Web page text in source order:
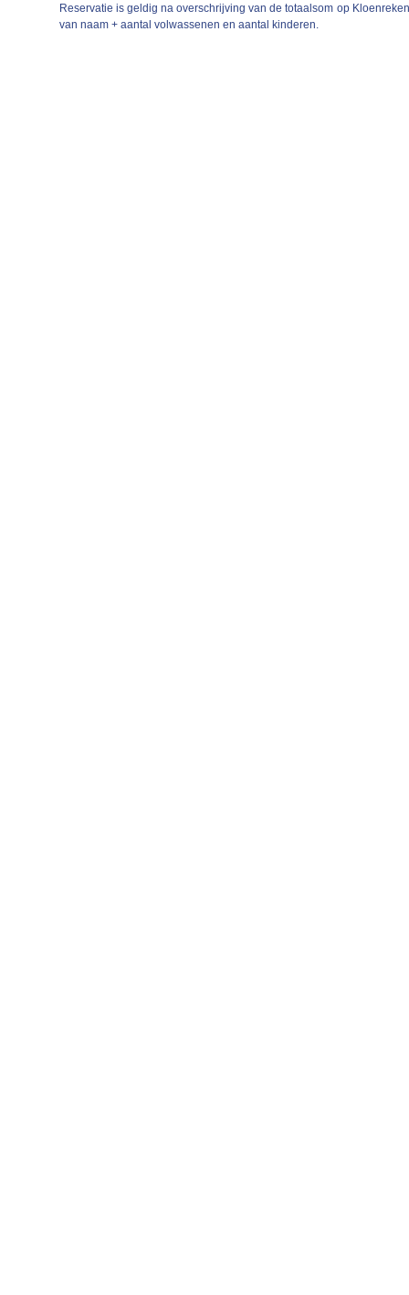
Reservatie is geldig na overschrijving van de totaalsom op
van naam + aantal volwassenen en aantal kinderen.